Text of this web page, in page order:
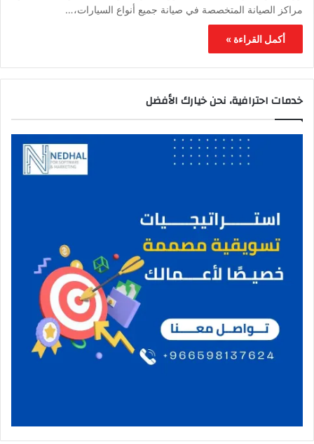
مراكز الصيانة المتخصصة في صيانة جميع أنواع السيارات،…
أكمل القراءة »
خدمات احترافية، نحن خيارك الأفضل